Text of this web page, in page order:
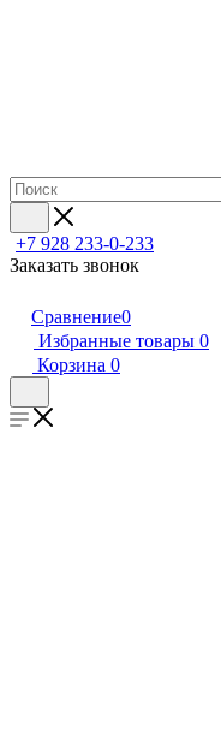
+7 928 233-0-233
Заказать звонок
Сравнение0
Избранные товары 0
Корзина 0